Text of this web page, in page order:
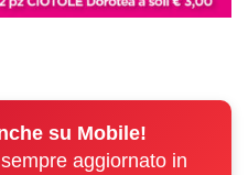
su Mobile!
aggiornato in